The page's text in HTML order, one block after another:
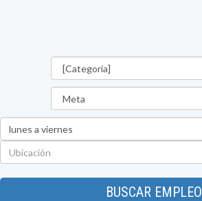
BUSCAR EMPLEO